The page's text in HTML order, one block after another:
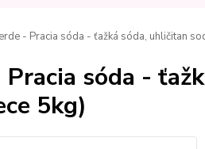
- Pracia sóda - ťažká sóda, uhličitan
sóda -
5kg)